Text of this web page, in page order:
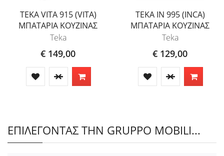
TEKA VITA 915 (VITA)
ΜΠΑΤΑΡΙΑ ΚΟΥΖΙΝΑΣ
Teka
€ 149,00
TEKA IN 995 (INCA)
ΜΠΑΤΑΡΙΑ ΚΟΥΖΙΝΑΣ
Teka
€ 129,00
ΕΠΙΛΕΓΟΝΤΑΣ ΤΗΝ GRUPPO MOBILI...